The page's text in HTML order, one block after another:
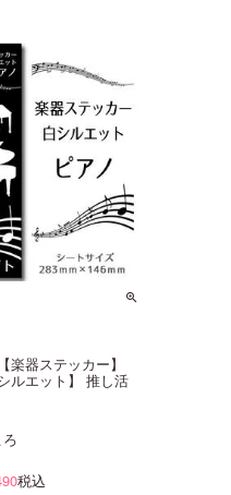
楽器ステッカー】
エット】 推し活
税込